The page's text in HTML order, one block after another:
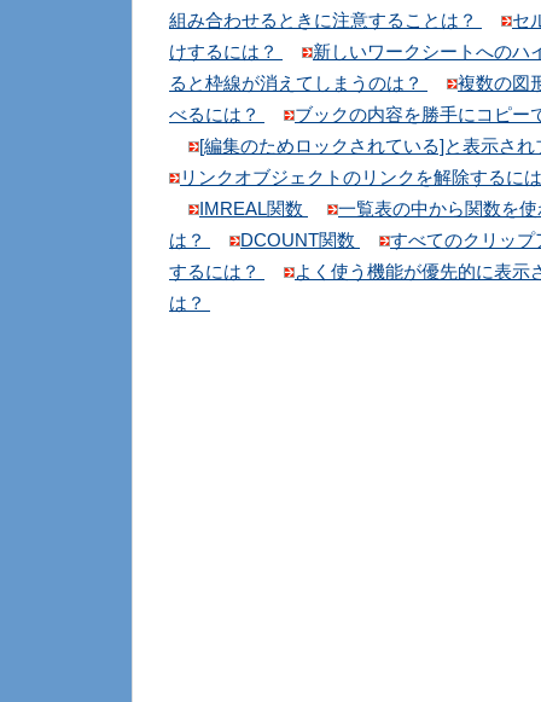
組み合わせるときに注意することは？
セ
けするには？
新しいワークシートへのハ
ると枠線が消えてしまうのは？
複数の図
べるには？
ブックの内容を勝手にコピー
[編集のためロックされている]と表示さ
リンクオブジェクトのリンクを解除するに
IMREAL関数
一覧表の中から関数を
は？
DCOUNT関数
すべてのクリッ
するには？
よく使う機能が優先的に表示
は？